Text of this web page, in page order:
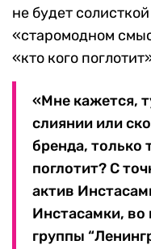
не будет
«старомодном
«кто кого
«Мне кажется,
слиянии или
бренда, только
поглотит? С
актив
Инстасамки, во
группы